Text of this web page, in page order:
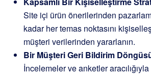
Site içi ürün önerilerinden
kadar her temas noktasını
müşteri verilerinden yararlanın.
Bir Müşteri Geri Bildirim
İncelemeler ve anketler